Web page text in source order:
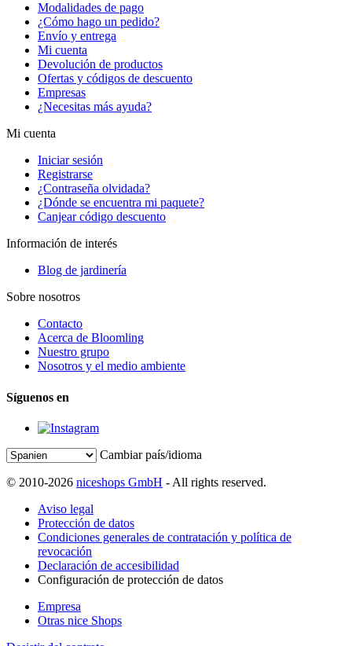
Modalidades de pago
¿Cómo hago un pedido?
Envío y entrega
Mi cuenta
Devolución de productos
Ofertas y códigos de descuento
Empresas
¿Necesitas más ayuda?
Mi cuenta
Iniciar sesión
Registrarse
¿Contraseña olvidada?
¿Dónde se encuentra mi paquete?
Canjear código descuento
Información de interés
Blog de jardinería
Sobre nosotros
Contacto
Acerca de Bloomling
Nuestro grupo
Nosotros y el medio ambiente
Síguenos en
Cambiar país/idioma
© 2010-2026 niceshops GmbH - All rights reserved.
Aviso legal
Protección de datos
Condiciones generales de contratación y política de
revocación
Declaración de accesibilidad
Configuración de protección de datos
Empresa
Otras nice Shops